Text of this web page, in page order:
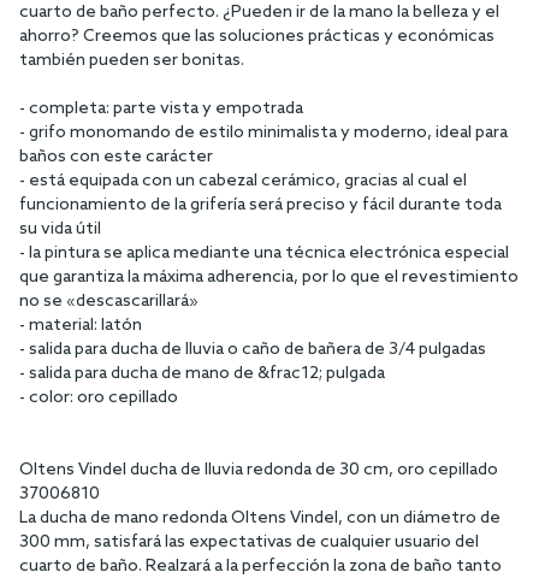
cuarto de baño perfecto. ¿Pueden ir de la mano la belleza y el
ahorro? Creemos que las soluciones prácticas y económicas
también pueden ser bonitas.
- completa: parte vista y empotrada
- grifo monomando de estilo minimalista y moderno, ideal para
baños con este carácter
- está equipada con un cabezal cerámico, gracias al cual el
funcionamiento de la grifería será preciso y fácil durante toda
su vida útil
- la pintura se aplica mediante una técnica electrónica especial
que garantiza la máxima adherencia, por lo que el revestimiento
no se «descascarillará»
- material: latón
- salida para ducha de lluvia o caño de bañera de 3/4 pulgadas
- salida para ducha de mano de &frac12; pulgada
- color: oro cepillado
Oltens Vindel ducha de lluvia redonda de 30 cm, oro cepillado
37006810
La ducha de mano redonda Oltens Vindel, con un diámetro de
300 mm, satisfará las expectativas de cualquier usuario del
cuarto de baño. Realzará a la perfección la zona de baño tanto